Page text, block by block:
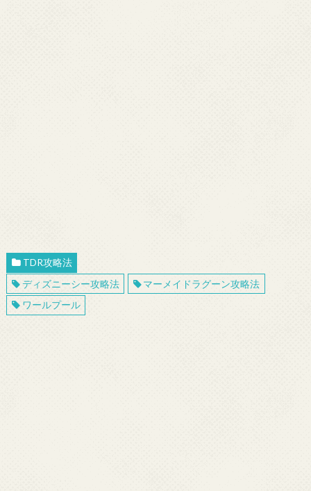
TDR攻略法
ディズニーシー攻略法
マーメイドラグーン攻略法
ワールプール